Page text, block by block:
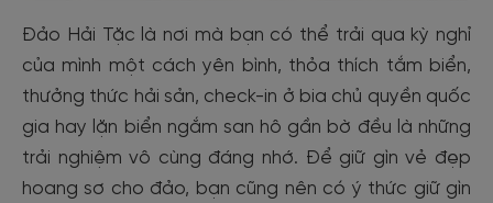
Đảo Hải Tặc là nơi mà bạn có thể trải qua kỳ nghỉ
của mình một cách yên bình, thỏa thích tắm biển,
thưởng thức hải sản, check-in ở bia chủ quyền quốc
gia hay lặn biển ngắm san hô gần bờ đều là những
trải nghiệm vô cùng đáng nhớ. Để giữ gìn vẻ đẹp
hoang sơ cho đảo, bạn cũng nên có ý thức giữ gìn